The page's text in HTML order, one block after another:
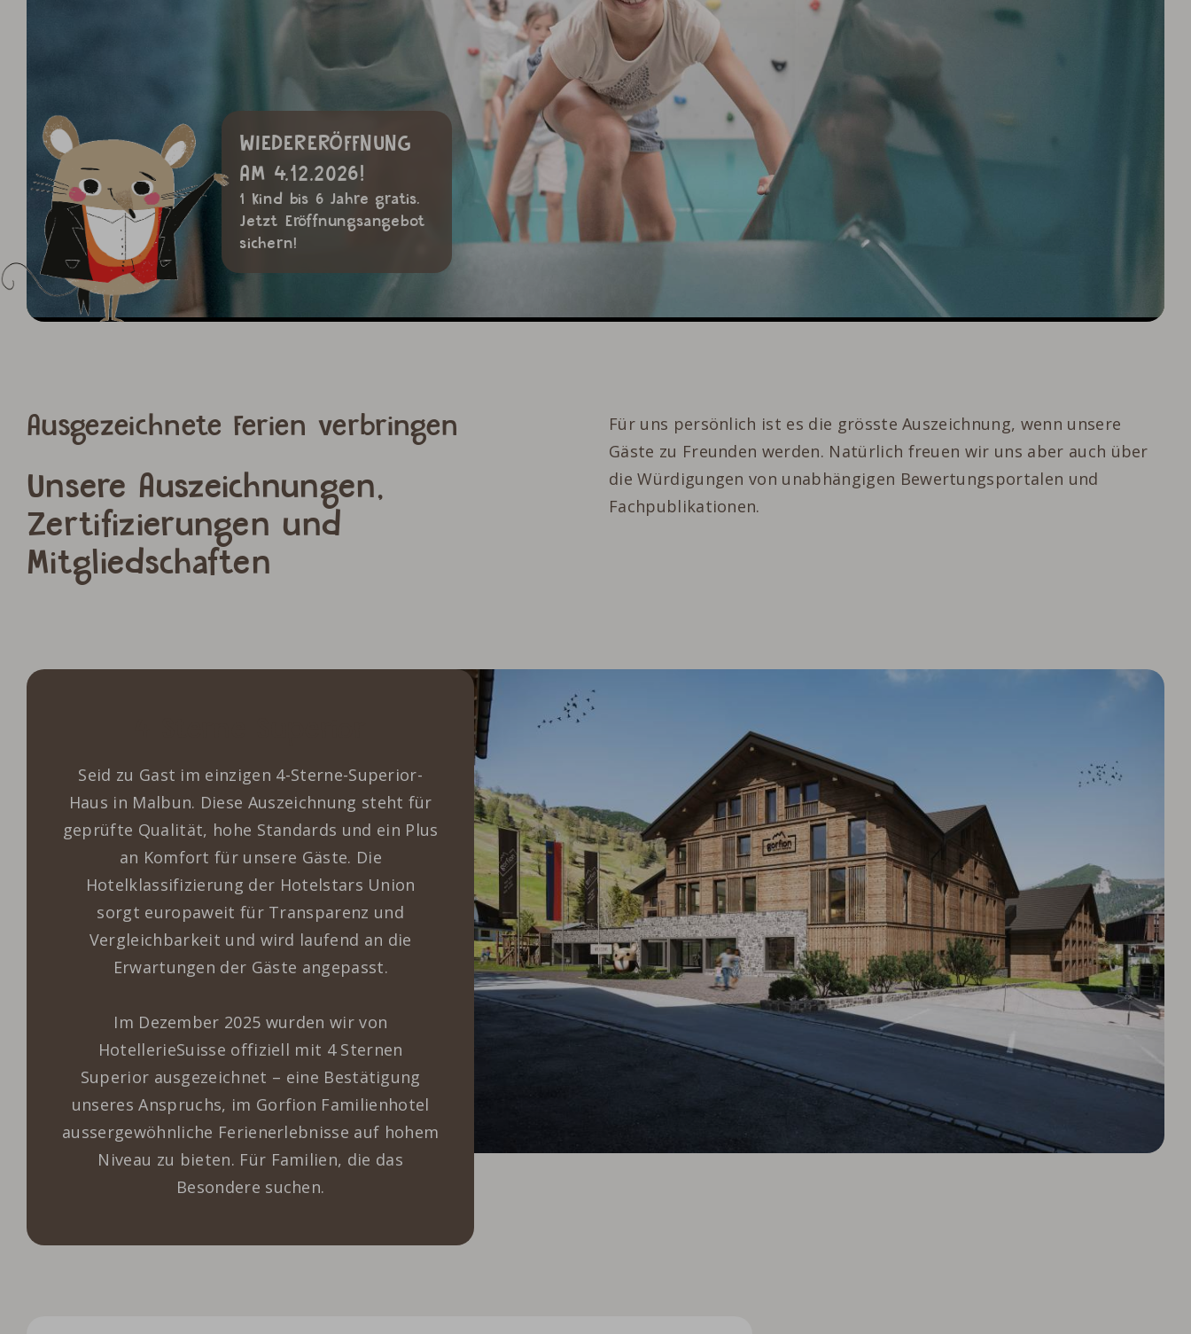
WIEDERERÖFFNUNG
AM 4.12.2026!
1 Kind bis 6 Jahre gratis.
Jetzt Eröffnungsangebot
sichern!
Ausgezeichnete Ferien verbringen
Unsere Auszeichnungen,
Zertifizierungen und
Mitgliedschaften
Für uns persönlich ist es die grösste Auszeichnung, wenn unsere
Gäste zu Freunden werden. Natürlich freuen wir uns aber auch über
die Würdigungen von unabhängigen Bewertungsportalen und
Fachpublikationen.
Seid zu Gast im einzigen 4-Sterne-Superior-
Haus in Malbun. Diese Auszeichnung steht für
geprüfte Qualität, hohe Standards und ein Plus
an Komfort für unsere Gäste. Die
Hotelklassifizierung der Hotelstars Union
sorgt europaweit für Transparenz und
Vergleichbarkeit und wird laufend an die
Erwartungen der Gäste angepasst.
Im Dezember 2025 wurden wir von
HotellerieSuisse offiziell mit 4 Sternen
Superior ausgezeichnet – eine Bestätigung
unseres Anspruchs, im Gorfion Familienhotel
aussergewöhnliche Ferienerlebnisse auf hohem
Niveau zu bieten. Für Familien, die das
Besondere suchen.